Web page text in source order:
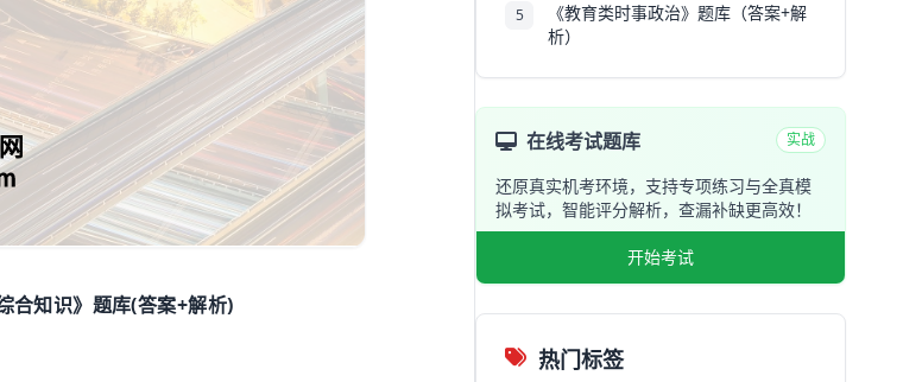
合知识》题库(答案+解析)
5
《教育类时事政治》题库（答案+解
析）
在线考试题库 实战
还原真实机考环境，支持专项练习与全真模
拟考试，智能评分解析，查漏补缺更高效！
开始考试
热门标签